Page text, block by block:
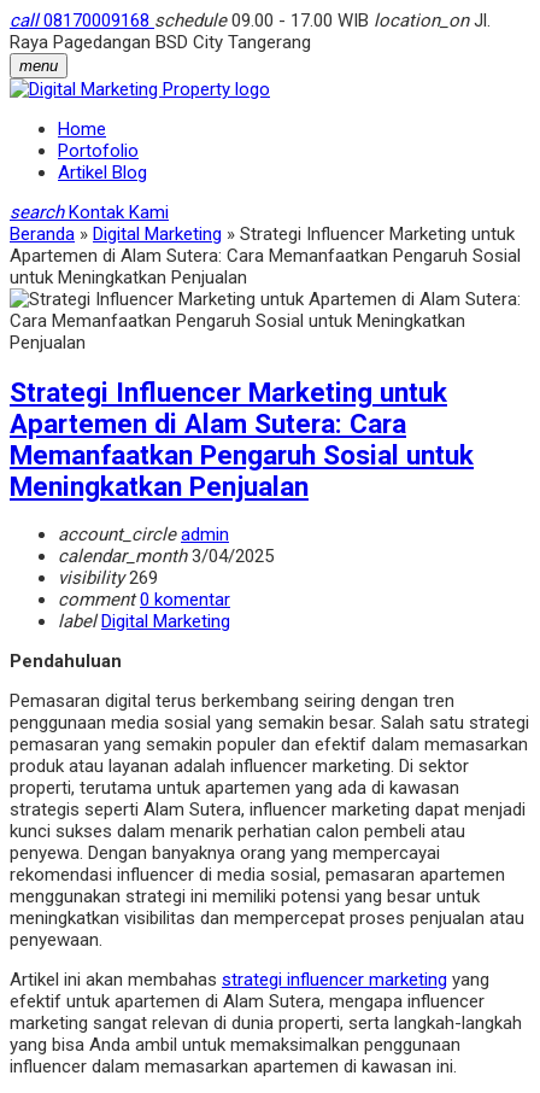
call08170009168 schedule09.00 - 17.00 WIB location_onJl.
Raya Pagedangan BSD City Tangerang
menu
Home
Portofolio
Artikel Blog
search Kontak Kami
Beranda » Digital Marketing » Strategi Influencer Marketing untuk
Apartemen di Alam Sutera: Cara Memanfaatkan Pengaruh Sosial
untuk Meningkatkan Penjualan
Strategi Influencer Marketing untuk
Apartemen di Alam Sutera: Cara
Memanfaatkan Pengaruh Sosial untuk
Meningkatkan Penjualan
account_circle admin
calendar_month3/04/2025
visibility269
comment 0 komentar
label Digital Marketing
Pendahuluan
Pemasaran digital terus berkembang seiring dengan tren
penggunaan media sosial yang semakin besar. Salah satu strategi
pemasaran yang semakin populer dan efektif dalam memasarkan
produk atau layanan adalah influencer marketing. Di sektor
properti, terutama untuk apartemen yang ada di kawasan
strategis seperti Alam Sutera, influencer marketing dapat menjadi
kunci sukses dalam menarik perhatian calon pembeli atau
penyewa. Dengan banyaknya orang yang mempercayai
rekomendasi influencer di media sosial, pemasaran apartemen
menggunakan strategi ini memiliki potensi yang besar untuk
meningkatkan visibilitas dan mempercepat proses penjualan atau
penyewaan.
Artikel ini akan membahas strategi influencer marketing yang
efektif untuk apartemen di Alam Sutera, mengapa influencer
marketing sangat relevan di dunia properti, serta langkah-langkah
yang bisa Anda ambil untuk memaksimalkan penggunaan
influencer dalam memasarkan apartemen di kawasan ini.